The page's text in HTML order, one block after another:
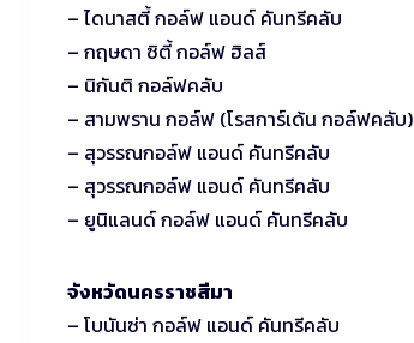
– ไดนาสตี้ กอล์ฟ แอนด์ คันทรีคลับ
– กฤษดา ซิตี้ กอล์ฟ ฮิลส์
– นิกันติ กอล์ฟคลับ
– สามพราน กอล์ฟ (โรสการ์เด้น กอล์ฟคลับ)
– สุวรรณกอล์ฟ แอนด์ คันทรีคลับ
– สุวรรณกอล์ฟ แอนด์ คันทรีคลับ
– ยูนิแลนด์ กอล์ฟ แอนด์ คันทรีคลับ
จังหวัดนครราชสีมา
– โบนันซ่า กอล์ฟ แอนด์ คันทรีคลับ